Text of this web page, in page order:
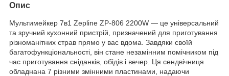
Опис
Мультимейкер 7в1 Zepline ZP-806 2200W — це універсальний
та зручний кухонний пристрій, призначений для приготування
різноманітних страв прямо у вас вдома. Завдяки своїй
багатофункціональності, він стане незамінним помічником під
час приготування сніданків, обідів і вечер. Ця сендвічниця
обладнана 7 різними змінними пластинами, надаючи